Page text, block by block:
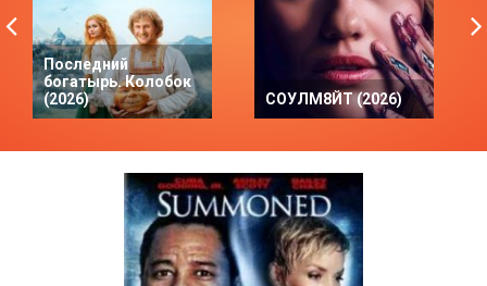
Последний
богатырь. Колобок
(2026)
СОУЛМ8ЙТ (2026)